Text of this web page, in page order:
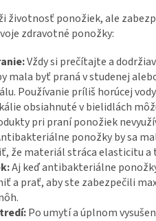
ponožiek, ale
zdravotné ponožky:
Vždy si prečítajte a
byť praná v studenej
Používanie príliš horúcej
obsiahnuté v bielidlách
pri praní ponožiek
ponožky by sa
že materiál stráca elasticitu
Aj keď antibakteriálne
a prať, aby ste zabezpečili
Po umytí a úplnom